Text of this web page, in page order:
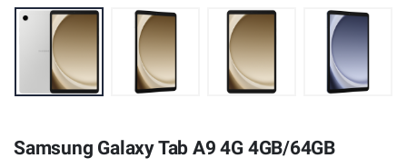
Samsung Galaxy Tab A9 4G 4GB/64GB